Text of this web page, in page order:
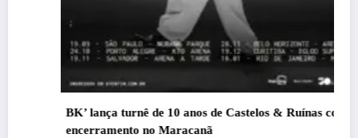
BK’ lança turnê de 10 anos de Castelos & Ruínas com
encerramento no Maracanã